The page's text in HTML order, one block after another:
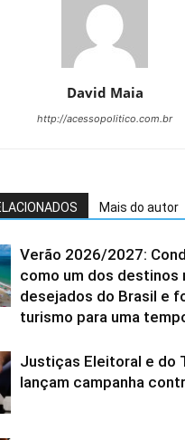
David Maia
http://acessopolitico.com.br
Mais do autor
Verão 2026/2027:
como um dos destinos
desejados do Brasil e
turismo para uma
Justiças Eleitoral e do
lançam campanha